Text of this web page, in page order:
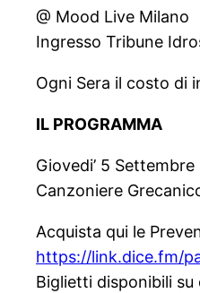
@ Mood Live Milano
Ingresso Tribune
Ogni Sera il costo di
IL PROGRAMMA
Giovedi’ 5 Settembre
Canzoniere
Acquista qui le
https://link.dice.fm/
Biglietti disponibili